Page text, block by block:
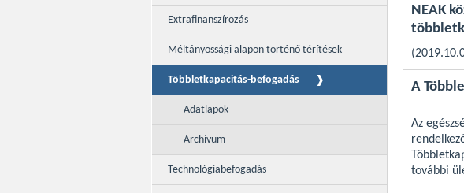
Extrafinanszírozás
Méltányossági alapon történő térítések
Többletkapacitás-befogadás
Adatlapok
Archívum
Technológiabefogadás
NEAK
A
Az
további